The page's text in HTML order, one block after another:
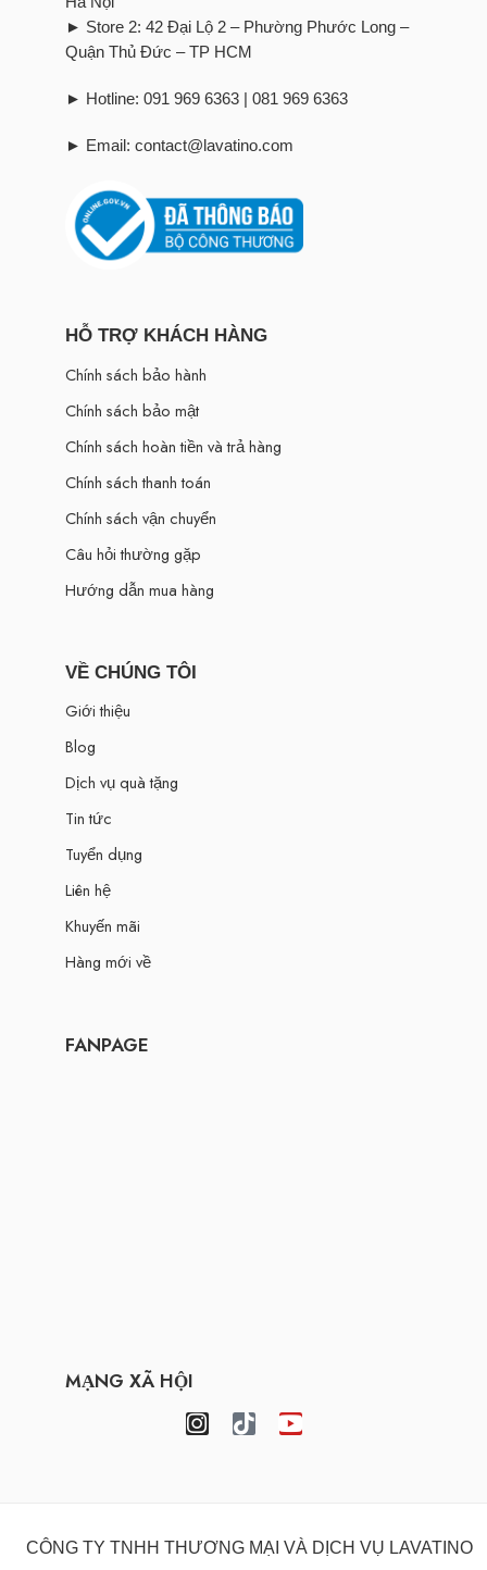
► Store 2: 42 Đại Lộ 2 – Phường Phước Long –
Quận Thủ Đức – TP HCM
► Hotline: 091 969 6363 | 081 969 6363
► Email: contact@lavatino.com
HỖ TRỢ KHÁCH HÀNG
Chính sách bảo hành
Chính sách bảo mật
Chính sách hoàn tiền và trả hàng
Chính sách thanh toán
Chính sách vận chuyển
Câu hỏi thường gặp
Hướng dẫn mua hàng
VỀ CHÚNG TÔI
Giới thiệu
Blog
Dịch vụ quà tặng
Tin tức
Tuyển dụng
Liên hệ
Khuyến mãi
Hàng mới về
FANPAGE
MẠNG XÃ HỘI
CÔNG TY TNHH THƯƠNG MẠI VÀ DỊCH VỤ LAVATINO